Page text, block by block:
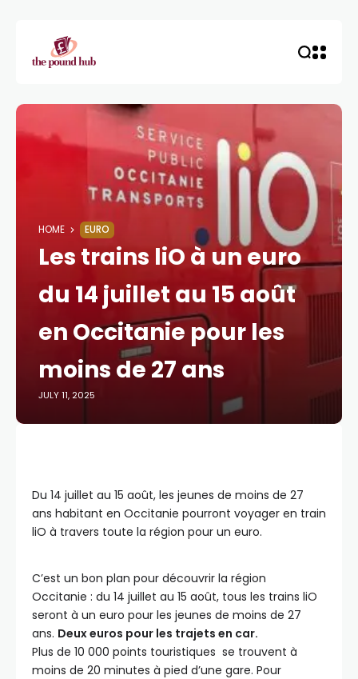
HOME EURO
Les trains liO à un euro
du 14 juillet au 15 août
en Occitanie pour les
moins de 27 ans
JULY 11, 2025
Du 14 juillet au 15 août, les jeunes de moins de 27
ans habitant en Occitanie pourront voyager en train
liO à travers toute la région pour un euro.
C’est un bon plan pour découvrir la région
Occitanie : du 14 juillet au 15 août, tous les trains liO
seront à un euro pour les jeunes de moins de 27
ans. Deux euros pour les trajets en car.
Plus de 10 000 points touristiques se trouvent à
moins de 20 minutes à pied d’une gare. Pour